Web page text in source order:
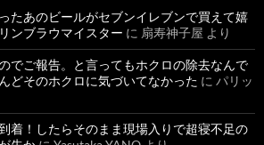
たあのビールがセブンイレブンで買えて嬉
ンブラウマイスター に 扇寿神子屋 より
でご報告。と言ってもホクロの除去なんで
どそのホクロに気づいてなかった に パリッ
着！したらそのまま現場入りで超寝不足の